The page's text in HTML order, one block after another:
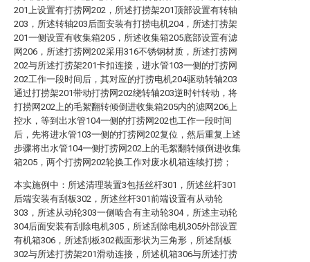
201上设置有打捞网202，所述打捞架201顶部设置有转轴
203，所述转轴203后面安装有打捞电机204，所述打捞架
201一侧设置有收集箱205，所述收集箱205底部设置有滤
网206，所述打捞网202采用316不锈钢材质，所述打捞网
202与所述打捞架201卡扣连接，进水管103一侧的打捞网
202工作一段时间后，其对应的打捞电机204驱动转轴203
通过打捞架201带动打捞网202绕转轴203逆时针转动，将
打捞网202上的毛絮翻转倾倒进收集箱205内的滤网206上
控水，等到出水管104一侧的打捞网202也工作一段时间
后，先将进水管103一侧的打捞网202复位，然后重复上述
步骤将出水管104一侧打捞网202上的毛絮翻转倾倒进收集
箱205，两个打捞网202轮换工作对废水机箱连续打捞；
本实施例中：所述清理装置3包括丝杆301，所述丝杆301
后端安装有刮板302，所述丝杆301前端设置有从动轮
303，所述从动轮303一侧啮合有主动轮304，所述主动轮
304后面安装有刮除电机305，所述刮除电机305外部设置
有机箱306，所述刮板302截面形状为三角形，所述刮板
302与所述打捞架201滑动连接，所述机箱306与所述打捞